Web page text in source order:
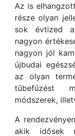
Az is
része olyan
sok évtized
nagyon
nagyon jól
újbudai
az olyan
tűbefűzést
módszerek,
A
akik idősek